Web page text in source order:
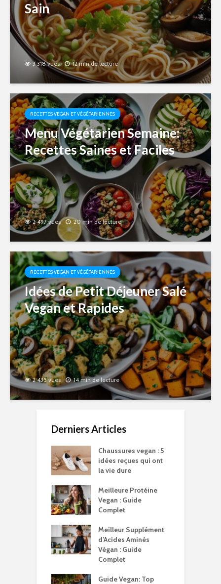
Sain
3 318 vues 12 min de lecture
RECETTES VEGAN ET VÉGÉTARIENNES
Menu Végétarien Semaine:
Recettes Saines et Faciles
2 497 vues 20 min de lecture
RECETTES VEGAN ET VÉGÉTARIENNES
Idées de Petit Déjeuner Salé
Vegan et Rapides
2 435 vues 14 min de lecture
Derniers Articles
Chaussures vegan : 5
idées reçues qui ont
la vie dure
Meilleure Protéine
Vegan : Guide
Complet
Meilleur Supplément
d’Acides Aminés
Végan : Guide
Complet
Guide Vegan: Top